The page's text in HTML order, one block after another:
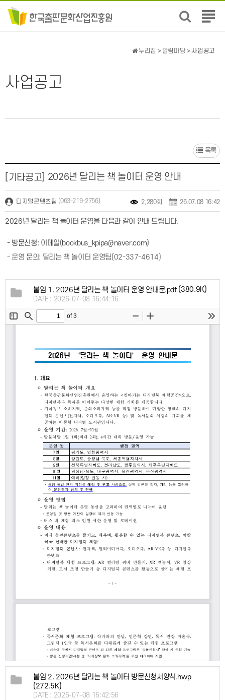
전
뉴
사업공고
누리집 > 알림마당 > 사업공고
목록
[기타공고] 2026년 달리는 책 놀이터 운영 안내
디지털콘텐츠팀 (063-219-2756) 2,280회 26.07.08 16:42
2026년 달리는 책 놀이터 운영을 다음과 같이 안내 드립니다.
- 방문신청: 이메일(bookbus_kpipa@naver.com)
- 운영 문의: 달리는 책 놀이터 운영팀(02-337-4614)
붙임 1. 2026년 달리는 책 놀이터 운영 안내문.pdf(380.9K)
DATE : 2026-07-08 16:44:16
붙임 2. 2026년 달리는 책 놀이터 방문신청서양식.hwp
(272.5K)
DATE : 2026-07-08 16:42:56